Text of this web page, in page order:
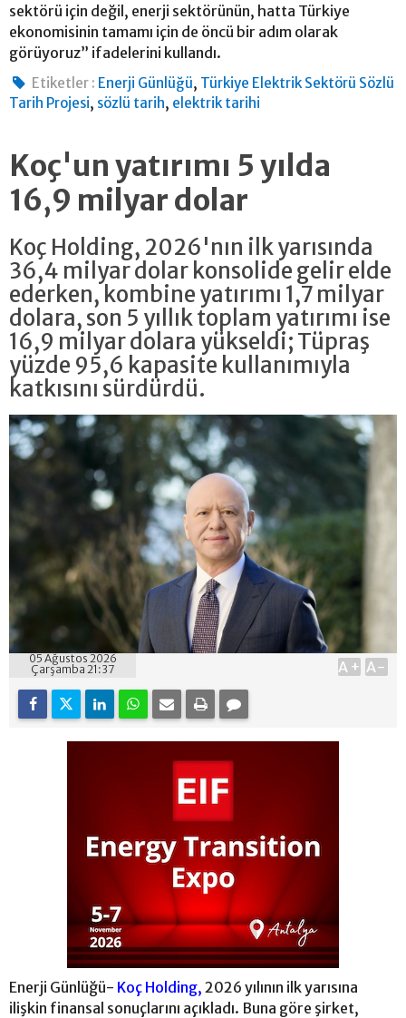
sektörü için değil, enerji sektörünün, hatta Türkiye
ekonomisinin tamamı için de öncü bir adım olarak
görüyoruz” ifadelerini kullandı.
Etiketler : Enerji Günlüğü, Türkiye Elektrik Sektörü Sözlü
Tarih Projesi, sözlü tarih, elektrik tarihi
Koç'un yatırımı 5 yılda
16,9 milyar dolar
Koç Holding, 2026'nın ilk yarısında
36,4 milyar dolar konsolide gelir elde
ederken, kombine yatırımı 1,7 milyar
dolara, son 5 yıllık toplam yatırımı ise
16,9 milyar dolara yükseldi; Tüpraş
yüzde 95,6 kapasite kullanımıyla
katkısını sürdürdü.
05 Ağustos 2026
Çarşamba 21:37
A+ A-
Enerji Günlüğü- Koç Holding, 2026 yılının ilk yarısına
ilişkin finansal sonuçlarını açıkladı. Buna göre şirket,